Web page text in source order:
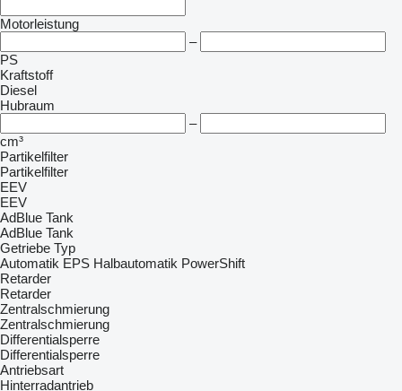
Motorleistung
–
PS
Kraftstoff
Diesel
Hubraum
–
cm³
Partikelfilter
Partikelfilter
EEV
EEV
AdBlue Tank
AdBlue Tank
Getriebe Typ
Automatik EPS Halbautomatik PowerShift
Retarder
Retarder
Zentralschmierung
Zentralschmierung
Differentialsperre
Differentialsperre
Antriebsart
Hinterradantrieb